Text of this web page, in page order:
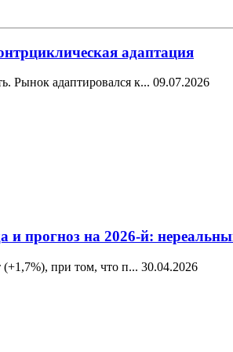
адаптация
Рынок адаптировался к... 09.07.2026
и прогноз на 2026-й:
при том, что п... 30.04.2026